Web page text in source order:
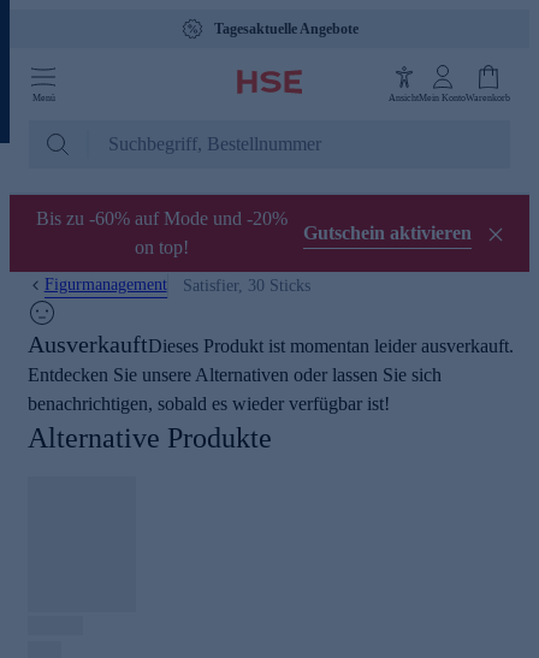
Tagesaktuelle Angebote
Menü AnsichtMein KontoWarenkorb
Bis zu -60% auf Mode und -20%
on top!
Gutschein aktivieren
Figurmanagement Satisfier, 30 Sticks
AusverkauftDieses Produkt ist momentan leider ausverkauft.
Entdecken Sie unsere Alternativen oder lassen Sie sich
benachrichtigen, sobald es wieder verfügbar ist!
Alternative Produkte